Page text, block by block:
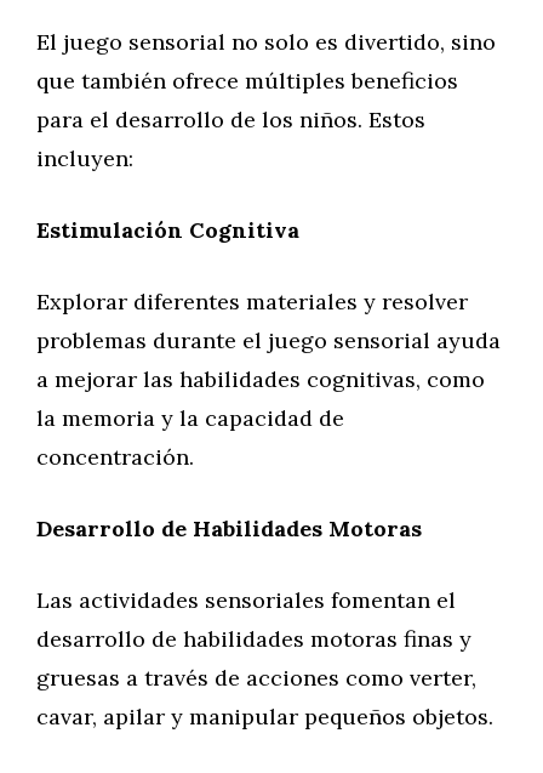
El juego sensorial no solo es divertido, sino
que también ofrece múltiples beneficios
para el desarrollo de los niños. Estos
incluyen:
Estimulación Cognitiva
Explorar diferentes materiales y resolver
problemas durante el juego sensorial ayuda
a mejorar las habilidades cognitivas, como
la memoria y la capacidad de
concentración.
Desarrollo de Habilidades Motoras
Las actividades sensoriales fomentan el
desarrollo de habilidades motoras finas y
gruesas a través de acciones como verter,
cavar, apilar y manipular pequeños objetos.